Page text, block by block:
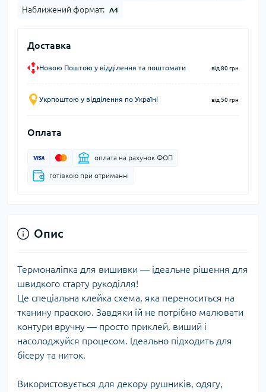
Наближений формат: А4
Доставка
Новою Поштою у відділення та поштомати від 80 грн
Укрпоштою у відділення по Україні від 50 грн
Оплата
оплата на рахунок ФОП
готівкою при отриманні
Опис
Термоналіпка для вишивки — ідеальне рішення для
швидкого старту рукоділля!
Це спеціальна клейка схема, яка переноситься на
тканину праскою. Завдяки їй не потрібно малювати
контури вручну — просто приклей, виший і
насолоджуйся процесом. Ідеально підходить для
бісеру та ниток.
Використовується для декору рушників, одягу,